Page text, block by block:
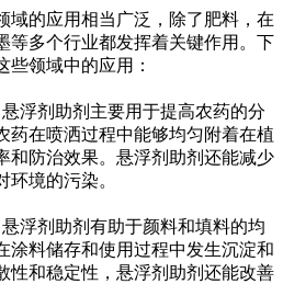
域的应用相当广泛，除了肥料，在‌
等多个行业都发挥着关键作用。下
些领域中的应用：
浮剂助剂主要用于提高农药的分
药在喷洒过程中能够均匀附着在植
和防治效果。悬浮剂助剂还能减少
境的污染。
浮剂助剂有助于颜料和填料的均
涂料储存和使用过程中发生沉淀和
性和稳定性，悬浮剂助剂还能改善